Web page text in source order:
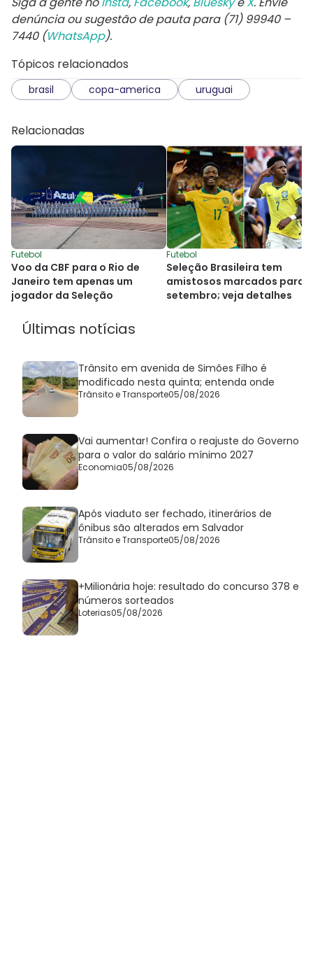
denúncia ou sugestão de pauta para (71) 99940 –
7440 (WhatsApp).
Tópicos relacionados
brasil copa-america uruguai
Relacionadas
Futebol
Voo da CBF para o Rio de
Janeiro tem apenas um
jogador da Seleção
Futebol
Seleção Brasileira tem
amistosos marcados para
setembro; veja detalhes
Últimas notícias
Trânsito em avenida de Simões Filho é
modificado nesta quinta; entenda onde
Trânsito e Transporte05/08/2026
Vai aumentar! Confira o reajuste do Governo
para o valor do salário mínimo 2027
Economia05/08/2026
Após viaduto ser fechado, itinerários de
ônibus são alterados em Salvador
Trânsito e Transporte05/08/2026
+Milionária hoje: resultado do concurso 378 e
números sorteados
Loterias05/08/2026